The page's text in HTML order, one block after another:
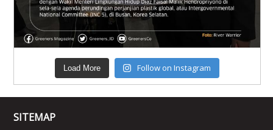
Load More Follow on Instagram
SITEMAP